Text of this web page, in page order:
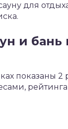
для
и
показаны